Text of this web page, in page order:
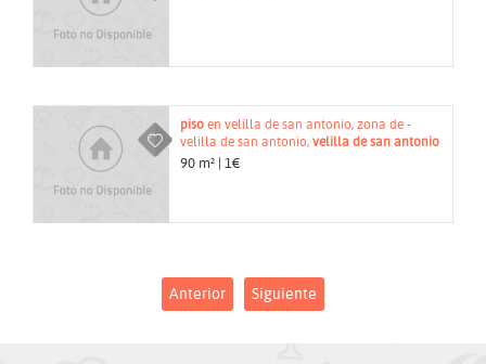
piso en velilla de san antonio, zona de -
velilla de san antonio, velilla de san antonio
90 m² | 1€
Anterior Siguiente